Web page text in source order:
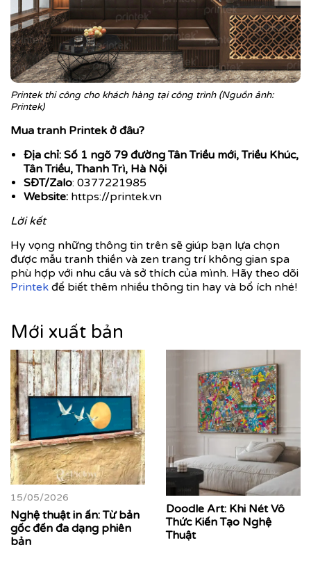
Printek thi công cho khách hàng tại công trình (Nguồn ảnh:
Printek)
Mua tranh Printek ở đâu?
Địa chỉ: Số 1 ngõ 79 đường Tân Triều mới, Triều Khúc,
Tân Triều, Thanh Trì, Hà Nội
SĐT/Zalo: 0377221985
Website: https://printek.vn
Lời kết
Hy vọng những thông tin trên sẽ giúp bạn lựa chọn
được mẫu tranh thiền và zen trang trí không gian spa
phù hợp với nhu cầu và sở thích của mình. Hãy theo dõi
Printek để biết thêm nhiều thông tin hay và bổ ích nhé!
Mới xuất bản
2026
thuật in ấn: Từ bản
đa dạng phiên
Doodle Art: Khi Nét Vô
Thức Kiến Tạo Nghệ
13/